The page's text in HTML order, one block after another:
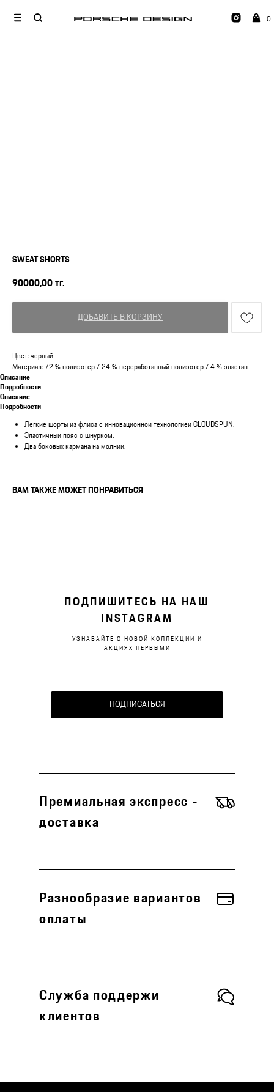
0
SWEAT SHORTS
90000,00тг.
ДОБАВИТЬ В КОРЗИНУ
Цвет: черный
Материал: 72 % полиэстер / 24 % переработанный полиэстер / 4 % эластан
Описание
Подробности
Описание
Подробности
Легкие шорты из флиса с инновационной технологией CLOUDSPUN.
Эластичный пояс с шнурком.
Два боковых кармана на молнии.
ВАМ ТАКЖЕ МОЖЕТ ПОНРАВИТЬСЯ
ПОДПИШИТЕСЬ НА НАШ
INSTAGRAM
УЗНАВАЙТЕ О НОВОЙ КОЛЛЕКЦИИ И
АКЦИЯХ ПЕРВЫМИ
ПОДПИСАТЬСЯ
Премиальная экспресс -
доставка
Разнообразие вариантов
оплаты
Служба поддержи
клиентов